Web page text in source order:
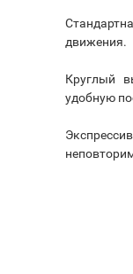
движения.
Круглый
удобную